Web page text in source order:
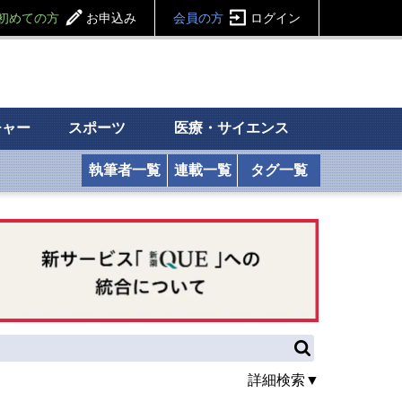
めての方 お申込み 会員の方 ログイン
ー スポーツ 医療・サイエンス
執筆者一覧 連載一覧 タグ一覧
詳細検索▼